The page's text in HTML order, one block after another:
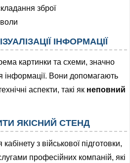
зброї
ІНФОРМАЦІЇ
картинки та схеми, значно
Вони допомагають
аспекти, такі як неповний
ЯКІСНИЙ СТЕНД
з військової підготовки,
професійних компаній, які